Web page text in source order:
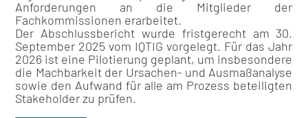
Anforderungen an die Mitglieder der
Fachkommissionen erarbeitet.
Der Abschlussbericht wurde fristgerecht am 30.
September 2025 vom IQTIG vorgelegt. Für das Jahr
2026 ist eine Pilotierung geplant, um insbesondere
die Machbarkeit der Ursachen- und Ausmaßanalyse
sowie den Aufwand für alle am Prozess beteiligten
Stakeholder zu prüfen.